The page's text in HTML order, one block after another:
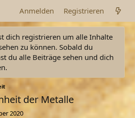
Anmelden Registrieren
dich registrieren um alle Inhalte
zu können. Sobald du
du alle Beiträge sehen und dich
der Metalle
2020